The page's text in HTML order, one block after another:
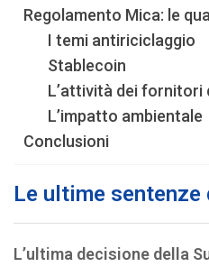
Regolamento Mica: le
I temi antiriciclaggio
Stablecoin
L’attività dei fornitori
L’impatto ambientale
Conclusioni
Le ultime
L’ultima decisione della